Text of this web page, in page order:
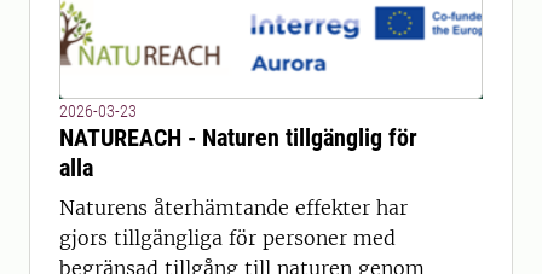
2026-03-23
NATUREACH - Naturen tillgänglig för
alla
Naturens återhämtande effekter har
gjors tillgängliga för personer med
begränsad tillgång till naturen genom